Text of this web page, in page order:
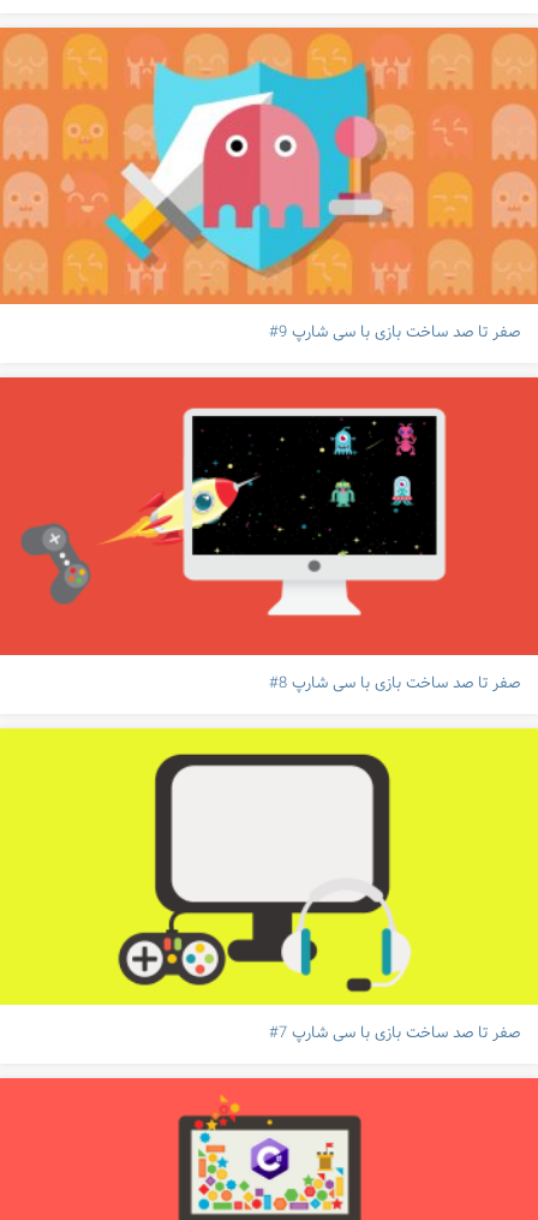
صفر تا صد ساخت بازی با سی شارپ 9#
صفر تا صد ساخت بازی با سی شارپ 8#
صفر تا صد ساخت بازی با سی شارپ 7#